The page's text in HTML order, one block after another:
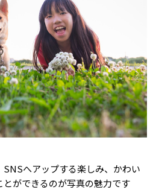
へアップする楽しみ、かわい
ができるのが写真の魅力です